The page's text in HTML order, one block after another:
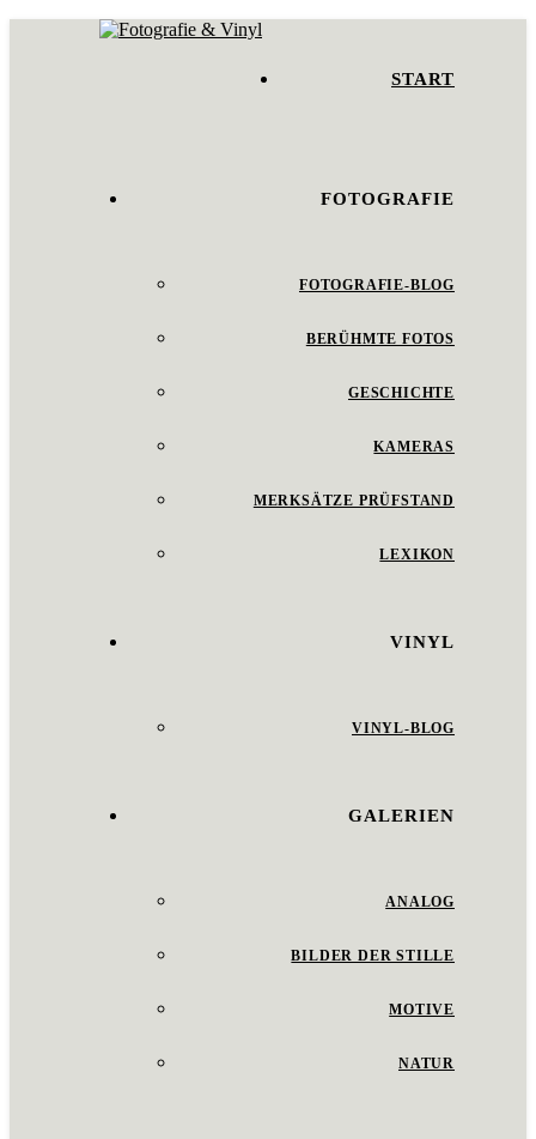
START
FOTOGRAFIE
FOTOGRAFIE-BLOG
BERÜHMTE FOTOS
GESCHICHTE
KAMERAS
MERKSÄTZE PRÜFSTAND
LEXIKON
VINYL
VINYL-BLOG
GALERIEN
ANALOG
BILDER DER STILLE
MOTIVE
NATUR